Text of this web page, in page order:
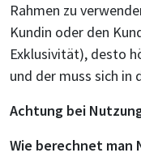
Rahmen zu
Kundin oder den
Exklusivität), desto
und der muss sich in
Achtung bei
Wie berechnet man